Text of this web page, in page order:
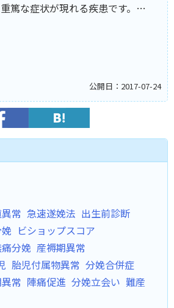
篤な症状が現れる疾患です。…
公開日：2017-07-24
常 急速遂娩法 出生前診断
ビショップスコア
分娩 産褥期異常
胎児付属物異常 分娩合併症
常 陣痛促進 分娩立会い 難産